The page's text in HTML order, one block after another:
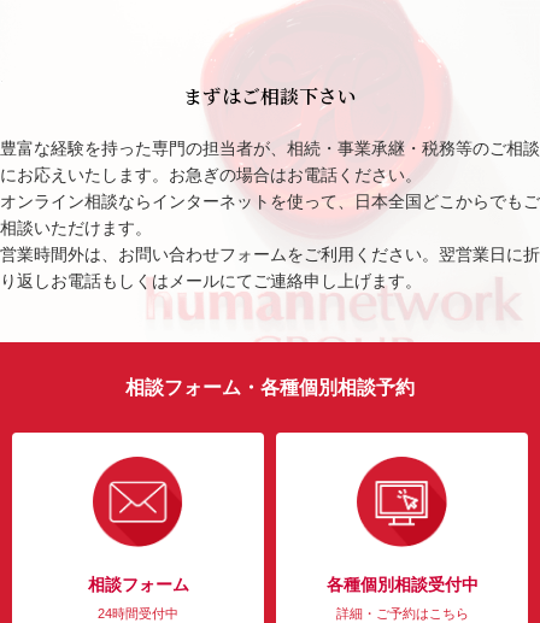
まずはご相談下さい
豊富な経験を持った専門の担当者が、相続・事業承継・税務等のご相談
にお応えいたします。お急ぎの場合はお電話ください。
オンライン相談ならインターネットを使って、日本全国どこからでもご
相談いただけます。
営業時間外は、お問い合わせフォームをご利用ください。翌営業日に折
り返しお電話もしくはメールにてご連絡申し上げます。
相談フォーム・各種個別相談予約
相談フォーム
24時間受付中
各種個別相談受付中
詳細・ご予約はこちら